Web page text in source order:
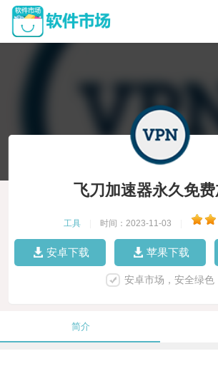
飞刀加速器永久免
工具 时间：2023-11-03
安卓下载 苹果下载
安卓市场，安全绿色
简介